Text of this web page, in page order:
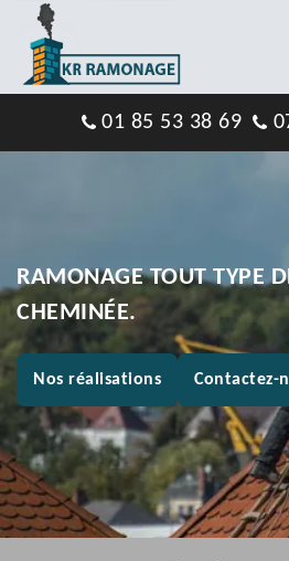
01 85 53 38 69
RAMONAGE TOUT TYPE
CHEMINÉE.
Nos réalisations Contactez-